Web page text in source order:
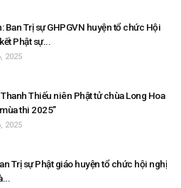
Ban Trị sự GHPGVN huyện tổ chức Hội
Phật sự...
2025
Thiếu niên Phật tử chùa Long Hoa
thi 2025”
2025
Trị sự Phật giáo huyện tổ chức hội nghị